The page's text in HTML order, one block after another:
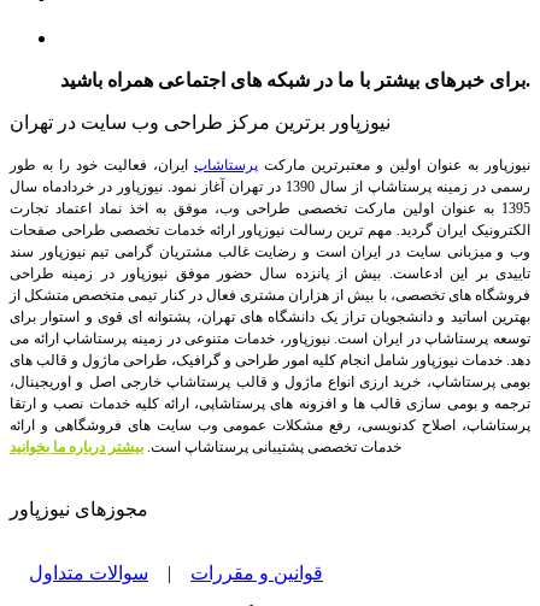
برای خبرهای بیشتر با ما در شبکه های اجتماعی همراه باشید.
نیوزپاور برترین مرکز طراحی وب سایت در تهران
نیوزپاور به عنوان اولین و معتبرترین مارکت پرستاشاپ ایران، فعالیت خود را به طور
رسمی در زمینه پرستاشاپ از سال 1390 در تهران آغاز نمود. نیوزپاور در خردادماه سال
1395 به عنوان اولین مارکت تخصصی طراحی وب، موفق به اخذ نماد اعتماد تجارت
الکترونیک ایران گردید. مهم ترین رسالت نیوزپاور ارائه خدمات تخصصی طراحی صفحات
وب و میزبانی سایت در ایران است و رضایت غالب مشتریان گرامی تیم نیوزپاور سند
تاییدی بر این ادعاست. بیش از پانزده سال حضور موفق نیوزپاور در زمینه طراحی
فروشگاه های تخصصی، با بیش از هزاران مشتری فعال در کنار تیمی متخصص متشکل از
بهترین اساتید و دانشجویان تراز یک دانشگاه های تهران، پشتوانه ای قوی و استوار برای
توسعه پرستاشاپ در ایران است.نیوزپاور، خدمات متنوعی در زمینه پرستاشاپ ارائه می
دهد. خدمات نیوزپاور شامل انجام کلیه امور طراحی و گرافیک، طراحی ماژول و قالب های
بومی پرستاشاپ، خرید ارزی انواع ماژول و قالب پرستاشاپ خارجی اصل و اوریجینال،
ترجمه و بومی سازی قالب ها و افزونه های پرستاشاپی، ارائه کلیه خدمات نصب و ارتقا
پرستاشاپ، اصلاح کدنویسی، رفع مشکلات عمومی وب سایت های فروشگاهی و ارائه
خدمات تخصصی پشتیبانی پرستاشاپ است. بیشتر درباره ما بخوانید
مجوزهای نیوزپاور
قوانین و مقررات | سوالات متداول